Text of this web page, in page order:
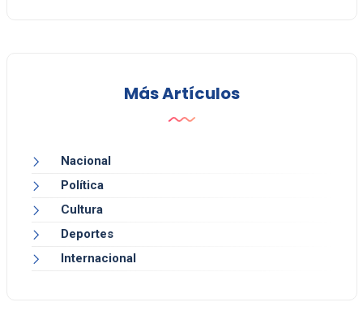
Más Artículos
Nacional
Política
Cultura
Deportes
Internacional